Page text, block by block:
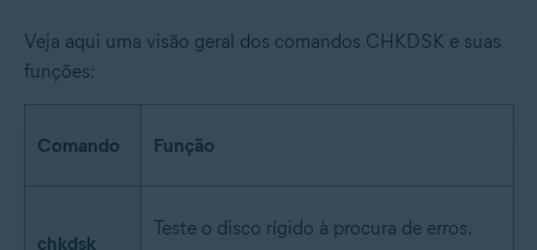
Veja aqui uma visão geral dos comandos CHKDSK e suas
funções:
Comando Função
chkdsk
Teste o disco rígido à procura de erros.